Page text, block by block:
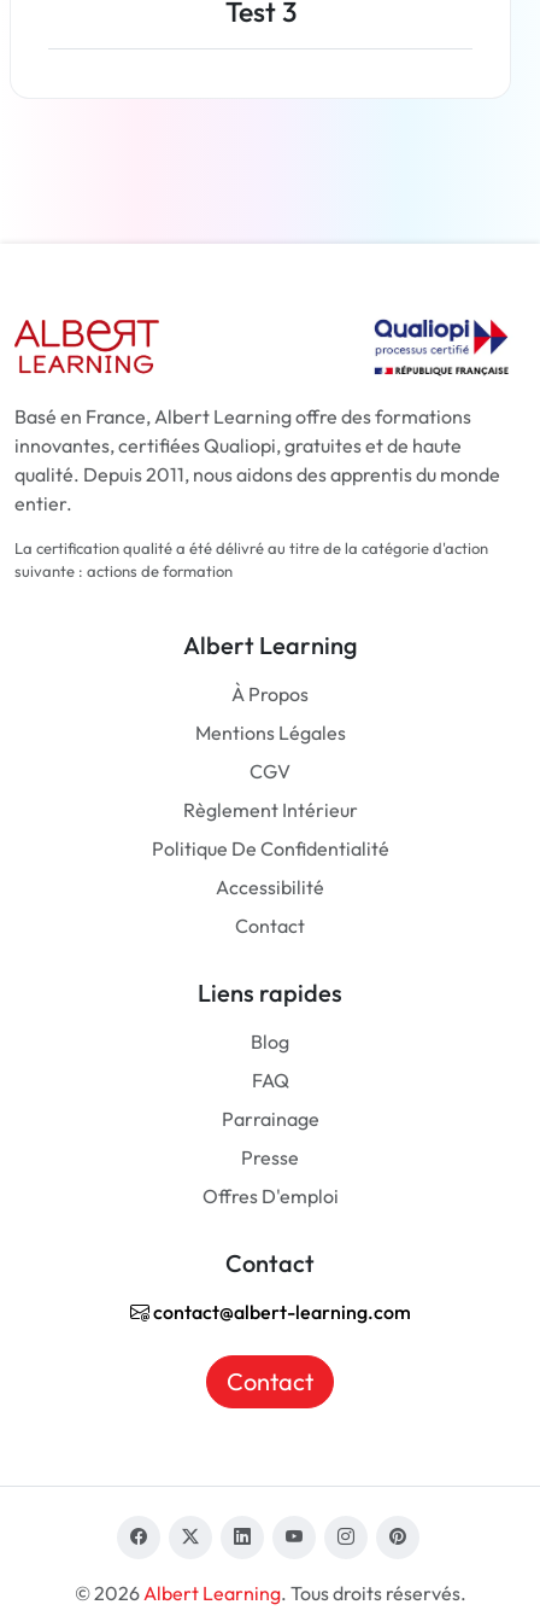
Test 3
Basé en France, Albert Learning offre des formations
innovantes, certifiées Qualiopi, gratuites et de haute
qualité. Depuis 2011, nous aidons des apprentis du monde
entier.
La certification qualité a été délivré au titre de la catégorie d'action
suivante : actions de formation
Albert Learning
À Propos
Mentions Légales
CGV
Règlement Intérieur
Politique De Confidentialité
Accessibilité
Contact
Liens rapides
Blog
FAQ
Parrainage
Presse
Offres D'emploi
Contact
contact@albert-learning.com
Contact
© 2026 Albert Learning. Tous droits réservés.